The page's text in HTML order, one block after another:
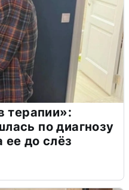
терапии»:
по диагнозу
ее до слёз